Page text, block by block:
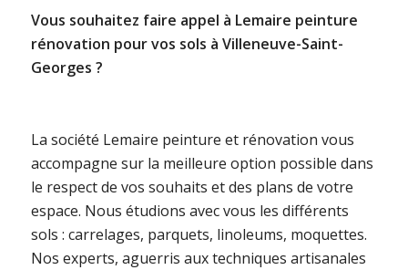
Vous souhaitez faire appel à Lemaire peinture
rénovation pour vos sols à Villeneuve-Saint-
Georges ?
La société Lemaire peinture et rénovation vous
accompagne sur la meilleure option possible dans
le respect de vos souhaits et des plans de votre
espace. Nous étudions avec vous les différents
sols : carrelages, parquets, linoleums, moquettes.
Nos experts, aguerris aux techniques artisanales